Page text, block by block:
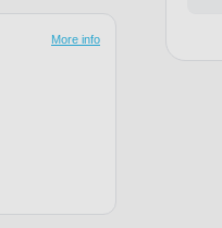
More info